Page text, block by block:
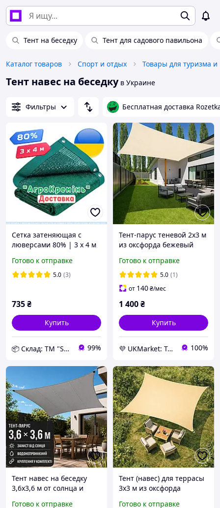
Тент на беседку Тент для садового павильона
Каталог товаров Спорт и отдых Товары для туризма
Тент навес на беседкув Украине
Фильтры Бесплатная доставка
Сетка затеняющая с
люверсами 80% | 3 х 4 м
АгроКремень | Сетка
навес от солнца на окна |
Готово к отправке
5.0 (3)
735₴
Купить
📦 Склад: ТМ "Shadow" 99%
Тент-парус теневой 2х3 м
из оксфорда бежевый
Тент для навеса, тент от
солнца и дождя -
UKMarket-
Готово к отправке
5.0 (1)
от 140₴/мес
1 400₴
Купить
💜 UKMarket: Товары для дома и сада: тенты, шторы, мягкие окна, мебель. Товары для спорта. Техника 100%
Тент навес на беседку
3,6х3,6 м от солнца и
Готово к отправке
Тент (навес) для террасы
3х3 м из оксфорда
Готово к отправке